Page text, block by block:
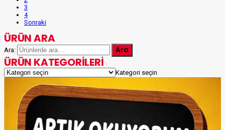
3
4
Sonraki
ÜRÜN ARA
Ara: Ara
ÜRÜN KATEGORILERI
Kategori seçin